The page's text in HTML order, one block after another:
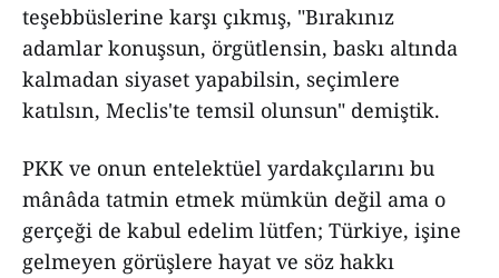
teşebbüslerine karşı çıkmış, "Bırakınız
adamlar konuşsun, örgütlensin, baskı altında
kalmadan siyaset yapabilsin, seçimlere
katılsın, Meclis'te temsil olunsun" demiştik.
PKK ve onun entelektüel yardakçılarını bu
mânâda tatmin etmek mümkün değil ama o
gerçeği de kabul edelim lütfen; Türkiye, işine
gelmeyen görüşlere hayat ve söz hakkı